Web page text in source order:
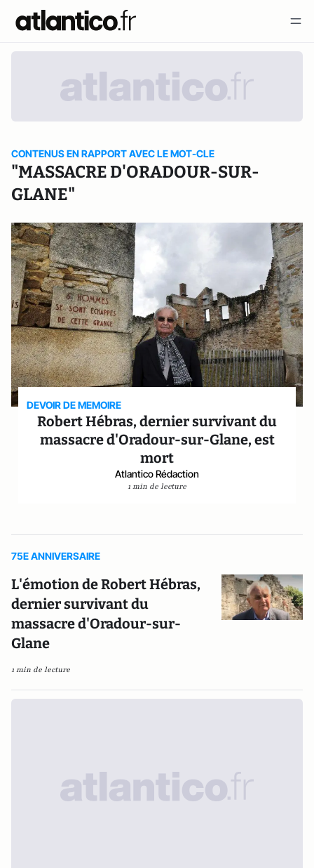
CONTENUS EN RAPPORT AVEC LE MOT-CLE
"MASSACRE D'ORADOUR-SUR-
GLANE"
DEVOIR DE MEMOIRE
Robert Hébras, dernier survivant du
massacre d'Oradour-sur-Glane, est
mort
Atlantico Rédaction
1 min de lecture
75E ANNIVERSAIRE
L'émotion de Robert Hébras,
dernier survivant du
massacre d'Oradour-sur-
Glane
1 min de lecture